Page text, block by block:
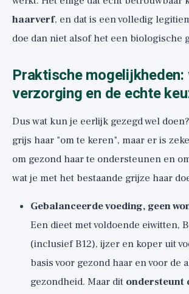
haarverf, en dat is een volledig
doe dan niet alsof het een biologische
Praktische mogelijkheden:
verzorging en de echte
Dus wat kun je eerlijk gezegd wel
grijs haar "om te keren", maar er is
om gezond haar te ondersteunen en
wat je met het bestaande grijze haar
Gebalanceerde voeding, geen
Een dieet met voldoende eiwitten,
(inclusief B12), ijzer en koper uit
basis voor gezond haar en voor de
gezondheid. Maar dit ondersteunt